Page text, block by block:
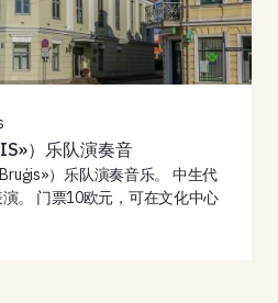
）乐队演奏音
）乐队演奏音乐。 中生代
。 门票10欧元，可在文化中心